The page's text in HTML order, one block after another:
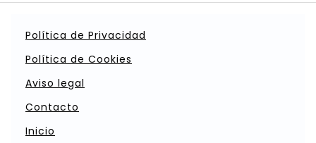
Política de Privacidad
Política de Cookies
Aviso legal
Contacto
Inicio